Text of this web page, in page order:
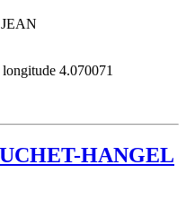
4.070071
HANGEL